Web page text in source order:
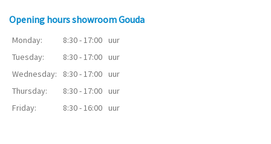
Opening hours showroom Gouda
Monday: 8:30 - 17:00 uur
Tuesday:
8:30 - 17:00 uur
Wednesday:
8:30 - 17:00 uur
Thursday:
8:30 - 17:00 uur
Friday:
8:30 - 16:00 uur